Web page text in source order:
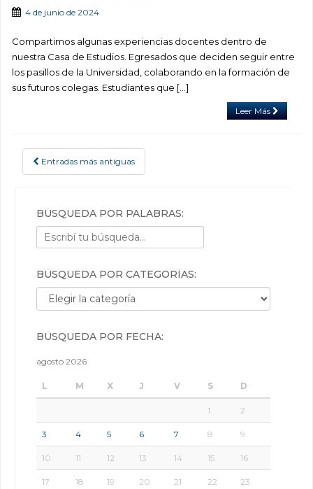
4 de junio de 2024
Compartimos algunas experiencias docentes dentro de
nuestra Casa de Estudios. Egresados que deciden seguir entre
los pasillos de la Universidad, colaborando en la formación de
sus futuros colegas. Estudiantes que [...]
Leer Más
POSTS NAVIGATION
Entradas más antiguas
BÚSQUEDA POR PALABRAS:
BÚSQUEDA POR CATEGORÍAS:
Búsqueda por categorías:
BÚSQUEDA POR FECHA:
agosto 2026
L M X J V S D
1 2
3 4 5 6 7 8 9
10 11 12 13 14 15 16
17 18 19 20 21 22 23